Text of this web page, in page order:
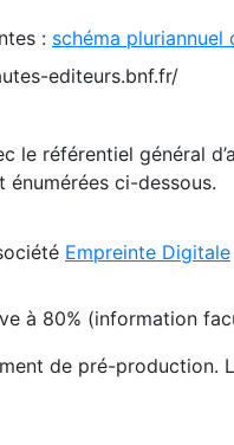
: schéma
editeurs.bnf.fr/
le référentiel général
ci-dessous.
Empreinte Digitale
à 80% (information
de pré-production.